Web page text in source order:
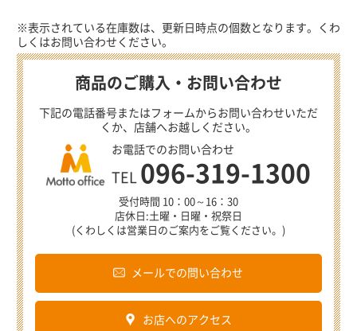
※表示されている在庫数は、更新日時点の個数となります。くわ
しくはお問い合わせください。
商品のご購入・お問い合わせ
下記の電話番号またはフォームからお問い合わせいただ
くか、店舗へお越しください。
お電話でのお問い合わせ
TEL 096-319-1300
受付時間 10：00～16：30
店休日:土曜・日曜・祝祭日
(くわしくは営業日のご案内をご覧ください。)
メールでの問い合わせ
お店へのアクセス